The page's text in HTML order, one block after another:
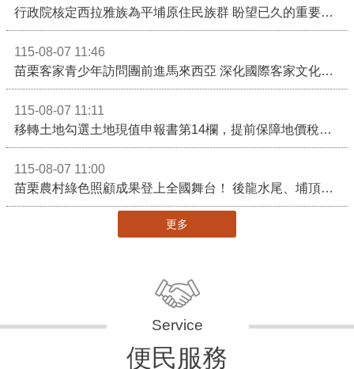
115-08-07 11:46
115-08-07 11:11
115-08-07 11:00
更多
便民服務